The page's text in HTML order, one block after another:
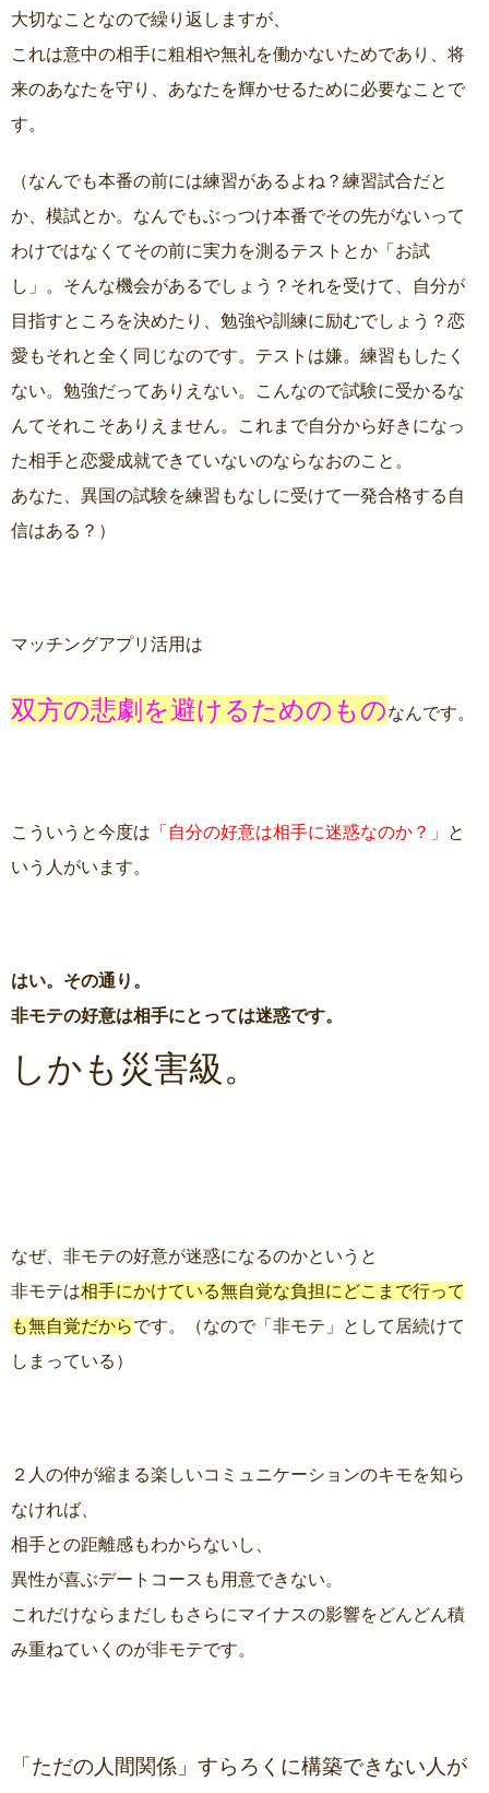
大切なことなので繰り返しますが、
これは意中の相手に粗相や無礼を働かないためであり、将
来のあなたを守り、あなたを輝かせるために必要なことで
す。
（なんでも本番の前には練習があるよね？練習試合だと
か、模試とか。なんでもぶっつけ本番でその先がないって
わけではなくてその前に実力を測るテストとか「お試
し」。そんな機会があるでしょう？それを受けて、自分が
目指すところを決めたり、勉強や訓練に励むでしょう？恋
愛もそれと全く同じなのです。テストは嫌。練習もしたく
ない。勉強だってありえない。こんなので試験に受かるな
んてそれこそありえません。これまで自分から好きになっ
た相手と恋愛成就できていないのならなおのこと。
あなた、異国の試験を練習もなしに受けて一発合格する自
信はある？）
マッチングアプリ活用は
双方の悲劇を避けるためのものなんです。
こういうと今度は 「自分の好意は相手に迷惑なのか？」
と
いう人がいます。
はい。その通り。
非モテの好意は相手にとっては迷惑です。
しかも災害級。
なぜ、非モテの好意が迷惑になるのかというと
非モテは相手にかけている無自覚な負担にどこまで行って
も無自覚だからです。（なので「非モテ」として居続けて
しまっている）
２人の仲が縮まる楽しいコミュニケーションのキモを知ら
なければ、
相手との距離感もわからないし、
異性が喜ぶデートコースも用意できない。
これだけならまだしもさらにマイナスの影響をどんどん積
み重ねていくのが非モテです。
「ただの人間関係」すらろくに構築できない人が